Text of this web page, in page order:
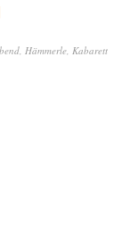
, Hämmerle, Kabarett